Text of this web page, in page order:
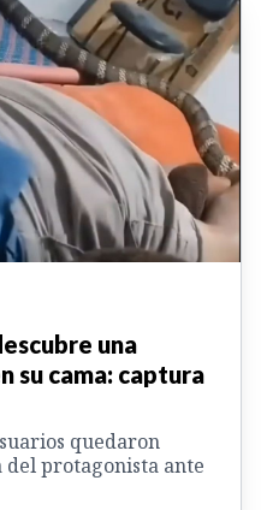
una
su cama: captura
quedaron
protagonista ante